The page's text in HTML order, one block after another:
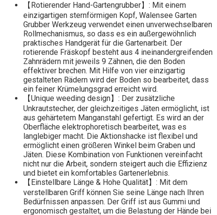
【Rotierender Hand-Gartengrubber】: Mit einem
einzigartigen sternförmigen Kopf, Walensee Garten
Grubber Werkzeug verwendet einen unverwechselbaren
Rollmechanismus, so dass es ein außergewöhnlich
praktisches Handgerät für die Gartenarbeit. Der
rotierende Fräskopf besteht aus 4 ineinandergreifenden
Zahnrädern mit jeweils 9 Zähnen, die den Boden
effektiver brechen. Mit Hilfe von vier einzigartig
gestalteten Rädern wird der Boden so bearbeitet, dass
ein feiner Krümelungsgrad erreicht wird.
【Unique weeding design】: Der zusätzliche
Unkrautstecher, der gleichzeitiges Jäten ermöglicht, ist
aus gehärtetem Manganstahl gefertigt. Es wird an der
Oberfläche elektrophoretisch bearbeitet, was es
langlebiger macht. Die Aktionshacke ist flexibel und
ermöglicht einen größeren Winkel beim Graben und
Jäten. Diese Kombination von Funktionen vereinfacht
nicht nur die Arbeit, sondern steigert auch die Effizienz
und bietet ein komfortables Gartenerlebnis.
【Einstellbare Länge & Hohe Qualität】: Mit dem
verstellbaren Griff können Sie seine Länge nach Ihren
Bedürfnissen anpassen. Der Griff ist aus Gummi und
ergonomisch gestaltet, um die Belastung der Hände bei